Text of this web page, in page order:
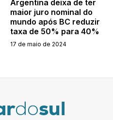
Argentina deixa de ter
maior juro nominal do
mundo após BC reduzir
taxa de 50% para 40%
17 de maio de 2024